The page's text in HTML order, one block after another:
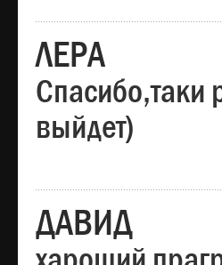
ЛЕРА
Спасибо,таки
выйдет)
ДАВИД